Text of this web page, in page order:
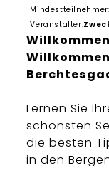
Mindestteilnehmer:
Veranstalter:
Lernen Sie
schönsten
die besten
in den